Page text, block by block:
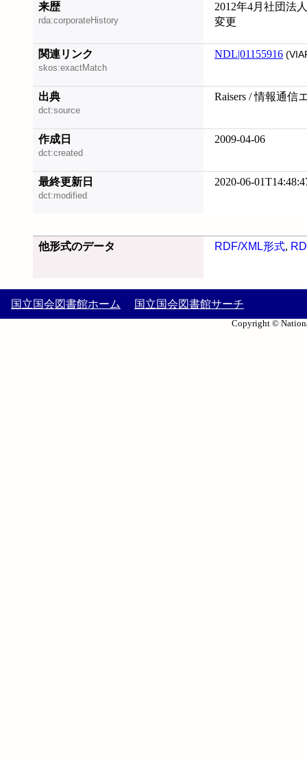
来歴
rda:corporateHistory
2012年4月社団法
変更
関連リンク
skos:exactMatch
NDL|01155916
出典
dct:source
Raisers / 情報通信
作成日
dct:created
2009-04-06
最終更新日
dct:modified
2020-06-
他形式のデータ RDF/XML形式,
国立国会図書館ホーム 国立国会図書館サーチ
Copyright ©